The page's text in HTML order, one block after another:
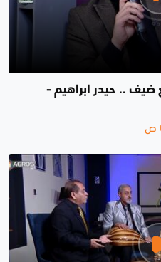
ضيف .. حيدر ابراهيم -